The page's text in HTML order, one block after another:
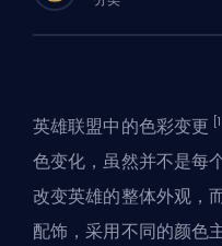
英雄联盟中的色彩变更 [1]
色变化，虽然并不是每
改变英雄的整体外观，
配饰，采用不同的颜色主